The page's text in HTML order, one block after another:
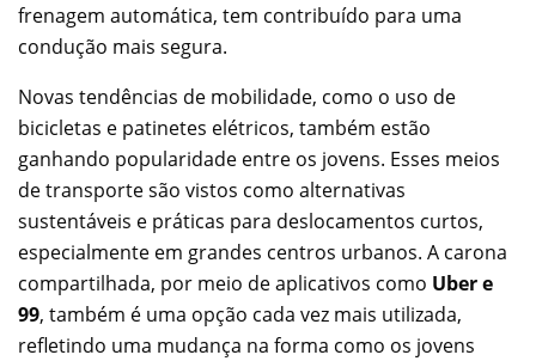
frenagem automática, tem contribuído para uma
condução mais segura.
Novas tendências de mobilidade, como o uso de
bicicletas e patinetes elétricos, também estão
ganhando popularidade entre os jovens. Esses meios
de transporte são vistos como alternativas
sustentáveis e práticas para deslocamentos curtos,
especialmente em grandes centros urbanos. A carona
compartilhada, por meio de aplicativos como Uber e
99, também é uma opção cada vez mais utilizada,
refletindo uma mudança na forma como os jovens